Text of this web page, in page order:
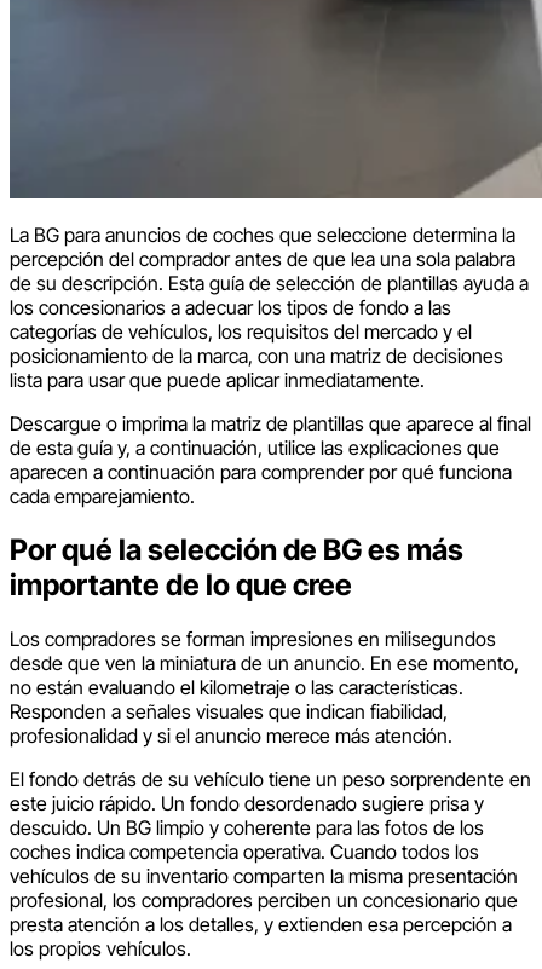
La BG para anuncios de coches que seleccione determina la
percepción del comprador antes de que lea una sola palabra
de su descripción. Esta guía de selección de plantillas ayuda a
los concesionarios a adecuar los tipos de fondo a las
categorías de vehículos, los requisitos del mercado y el
posicionamiento de la marca, con una matriz de decisiones
lista para usar que puede aplicar inmediatamente.
Descargue o imprima la matriz de plantillas que aparece al final
de esta guía y, a continuación, utilice las explicaciones que
aparecen a continuación para comprender por qué funciona
cada emparejamiento.
Por qué la selección de BG es más
importante de lo que cree
Los compradores se forman impresiones en milisegundos
desde que ven la miniatura de un anuncio. En ese momento,
no están evaluando el kilometraje o las características.
Responden a señales visuales que indican fiabilidad,
profesionalidad y si el anuncio merece más atención.
El fondo detrás de su vehículo tiene un peso sorprendente en
este juicio rápido. Un fondo desordenado sugiere prisa y
descuido. Un BG limpio y coherente para las fotos de los
coches indica competencia operativa. Cuando todos los
vehículos de su inventario comparten la misma presentación
profesional, los compradores perciben un concesionario que
presta atención a los detalles, y extienden esa percepción a
los propios vehículos.